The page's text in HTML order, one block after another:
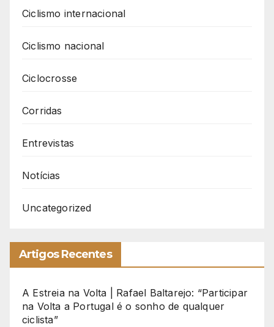
Ciclismo internacional
Ciclismo nacional
Ciclocrosse
Corridas
Entrevistas
Notícias
Uncategorized
Artigos Recentes
A Estreia na Volta | Rafael Baltarejo: “Participar
na Volta a Portugal é o sonho de qualquer
ciclista”